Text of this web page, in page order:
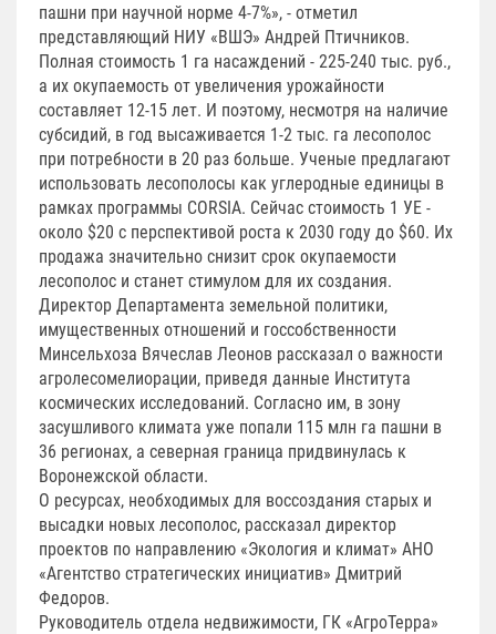
пашни при научной норме 4-7%», - отметил
представляющий НИУ «ВШЭ» Андрей Птичников.
Полная стоимость 1 га насаждений - 225-240 тыс. руб.,
а их окупаемость от увеличения урожайности
составляет 12-15 лет. И поэтому, несмотря на наличие
субсидий, в год высаживается 1-2 тыс. га лесополос
при потребности в 20 раз больше. Ученые предлагают
использовать лесополосы как углеродные единицы в
рамках программы CORSIA. Сейчас стоимость 1 УЕ -
около $20 с перспективой роста к 2030 году до $60. Их
продажа значительно снизит срок окупаемости
лесополос и станет стимулом для их создания.
Директор Департамента земельной политики,
имущественных отношений и госсобственности
Минсельхоза Вячеслав Леонов рассказал о важности
агролесомелиорации, приведя данные Института
космических исследований. Согласно им, в зону
засушливого климата уже попали 115 млн га пашни в
36 регионах, а северная граница придвинулась к
Воронежской области.
О ресурсах, необходимых для воссоздания старых и
высадки новых лесополос, рассказал директор
проектов по направлению «Экология и климат» АНО
«Агентство стратегических инициатив» Дмитрий
Федоров.
Руководитель отдела недвижимости, ГК «АгроТерра»